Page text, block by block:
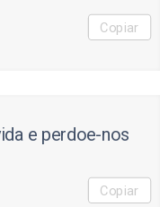
Copiar
e perdoe-nos
Copiar